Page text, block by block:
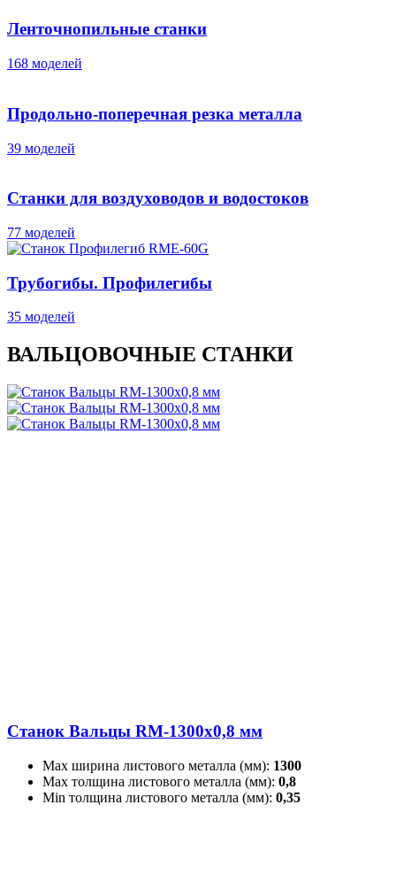
Ленточнопильные станки
168 моделей
Продольно-поперечная резка металла
39 моделей
Станки для воздуховодов и водостоков
77 моделей
Трубогибы. Профилегибы
35 моделей
ВАЛЬЦОВОЧНЫЕ СТАНКИ
Станок Вальцы RM-1300x0,8 мм
Max ширина листового металла (мм): 1300
Max толщина листового металла (мм): 0,8
Min толщина листового металла (мм): 0,35